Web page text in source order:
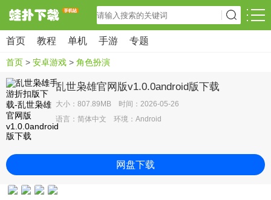
首页 教程 单机 手游 专题
首页 > 安卓游戏 > 角色扮演
乱世枭雄官网版v1.0.0android版下载
大小：807.89MB 时间：2026-05-26
语言：简体中文 环境：Android
网盘下载